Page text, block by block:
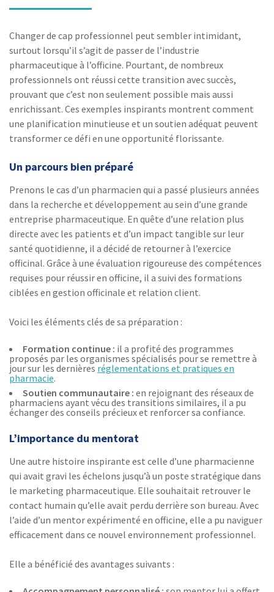
Changer de cap professionnel peut sembler intimidant,
surtout lorsqu’il s’agit de passer de l’industrie
pharmaceutique à l’officine. Pourtant, de nombreux
professionnels ont réussi cette transition avec succès,
prouvant que c’est non seulement possible mais aussi
enrichissant. Ces exemples inspirants montrent comment
une planification minutieuse et un soutien adéquat peuvent
transformer ce défi en une opportunité florissante.
Un parcours bien préparé
Prenons le cas d’un pharmacien qui a passé plusieurs années
dans la recherche et développement au sein d’une grande
entreprise pharmaceutique. En quête d’une relation plus
directe avec les patients et d’un impact tangible sur leur
santé quotidienne, il a décidé de retourner à l’exercice
officinal. Grâce à une évaluation rigoureuse des compétences
requises pour réussir en officine, il a suivi des formations
ciblées en gestion officinale et relation client.
Voici les éléments clés de sa préparation :
Formation continue : il a profité des programmes
proposés par les organismes spécialisés pour se remettre à
jour sur les dernières réglementations et pratiques en
pharmacie.
Soutien communautaire : en rejoignant des réseaux de
pharmaciens ayant vécu des transitions similaires, il a pu
échanger des conseils précieux et renforcer sa confiance.
L’importance du mentorat
Une autre histoire inspirante est celle d’une pharmacienne
qui avait gravi les échelons jusqu’à un poste stratégique dans
le marketing pharmaceutique. Elle souhaitait retrouver le
contact humain qu’elle avait perdu derrière son bureau. Avec
l’aide d’un mentor expérimenté en officine, elle a pu naviguer
efficacement dans ce nouvel environnement professionnel.
Elle a bénéficié des avantages suivants :